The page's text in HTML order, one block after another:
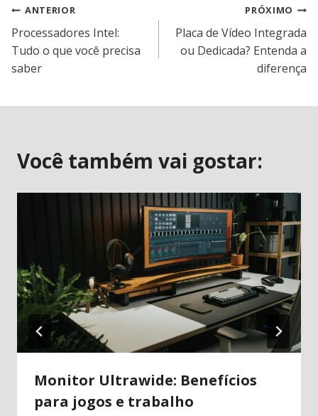
Navegação
de
Post
ANTERIOR
Processadores Intel:
Tudo o que você precisa
saber
PRÓXIMO
Placa de Vídeo Integrada
ou Dedicada? Entenda a
diferença
Você também vai gostar:
Monitor Ultrawide: Benefícios
para jogos e trabalho